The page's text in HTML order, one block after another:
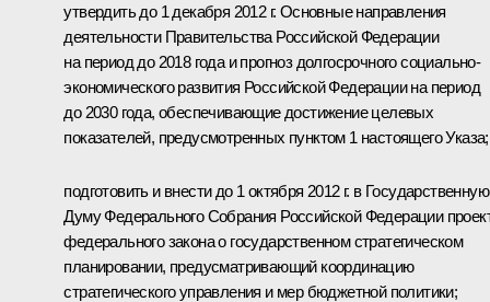
утвердить до 1 декабря 2012 г. Основные направления
деятельности Правительства Российской Федерации
на период до 2018 года и прогноз долгосрочного социально-
экономического развития Российской Федерации на период
до 2030 года, обеспечивающие достижение целевых
показателей, предусмотренных пунктом 1 настоящего Указа;
подготовить и внести до 1 октября 2012 г. в Государственную
Думу Федерального Собрания Российской Федерации
федерального закона о государственном стратегическом
планировании, предусматривающий координацию
стратегического управления и мер бюджетной политики;